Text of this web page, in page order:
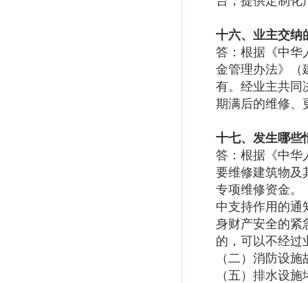
十六、业主交纳
答：根据《中华
金管理办法》（
有。经业主共同
期满后的维修、
十七、发生哪些
答：根据《中华
要维修建筑物及
专项维修资金。
中支持作用的通
身财产安全的紧
的，可以不经过
（二）消防设
（五）排水设